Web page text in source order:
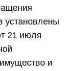
установлены
21 июля
и